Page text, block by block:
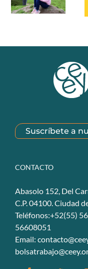
Suscríbete a
CONTACTO
Abasolo 152, Del
C.P. 04100. Ciudad
Teléfonos:+52(55)
56608051
Email: